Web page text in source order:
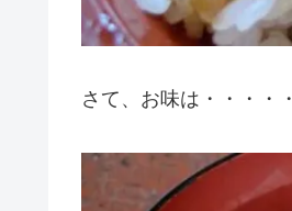
さて、お味は・・・・・